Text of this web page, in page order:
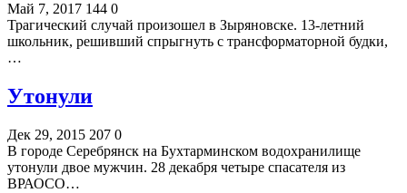
Май 7, 2017 144 0
Трагический случай произошел в Зыряновске. 13-летний
школьник, решивший спрыгнуть с трансформаторной будки,
…
Утонули
Дек 29, 2015 207 0
В городе Серебрянск на Бухтарминском водохранилище
утонули двое мужчин. 28 декабря четыре спасателя из
ВРАОСО…